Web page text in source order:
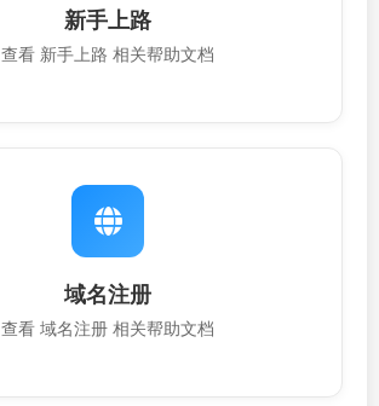
新手上路
查看 新手上路 相关帮助文档
域名注册
查看 域名注册 相关帮助文档